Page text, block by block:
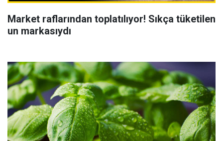
Market raflarından toplatılıyor! Sıkça tüketilen
un markasıydı